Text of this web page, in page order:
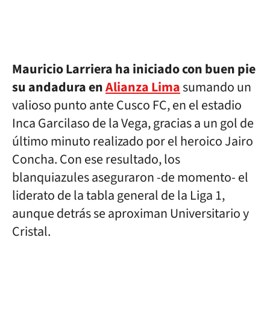
Mauricio Larriera ha iniciado con buen pie
su andadura enAlianza Limasumando un
valioso punto ante Cusco FC, en el estadio
Inca Garcilaso de la Vega, gracias a un gol de
último minuto realizado por el heroico Jairo
Concha. Con ese resultado, los
blanquiazules aseguraron -de momento- el
liderato de la tabla general de la Liga 1,
aunque detrás se aproximan Universitario y
Cristal.